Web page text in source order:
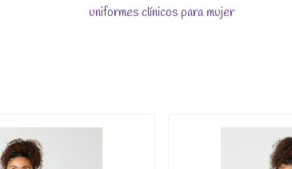
uniformes clínicos para mujer